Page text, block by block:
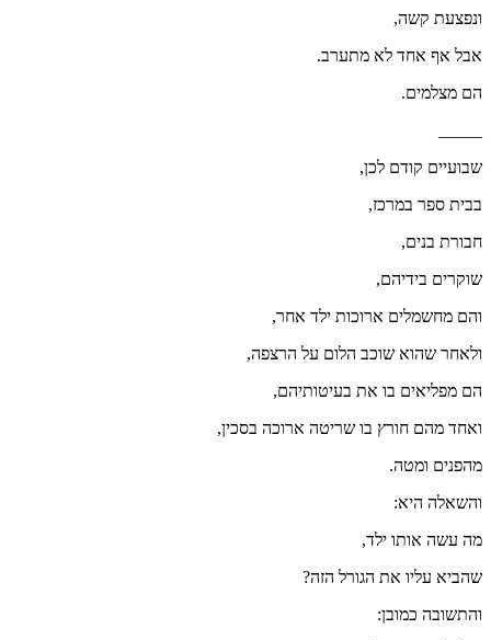
ונפצעת קשה,
אבל אף אחד לא מתערב.
הם מצלמים.
שבועיים קודם לכן,
בבית ספר במרכז,
חבורת בנים,
שוקרים בידיהם,
והם מחשמלים ארוכות ילד אחר,
ולאחר שהוא שוכב הלום על הרצפה,
הם מפליאים בו את בעיטותיהם,
ואחד מהם חורץ בו שריטה ארוכה בסכין,
מהפנים ומטה.
והשאלה היא:
מה עשה אותו ילד,
שהביא עליו את הגורל הזה?
והתשובה כמובן: